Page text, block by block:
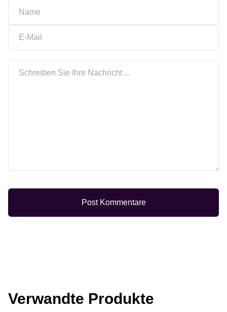
Post Kommentare
Verwandte Produkte